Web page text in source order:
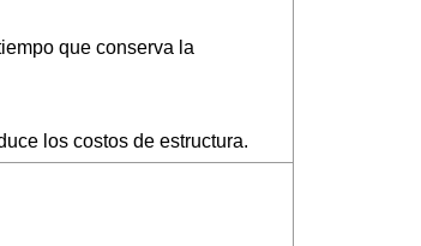
que conserva la
los costos de estructura.